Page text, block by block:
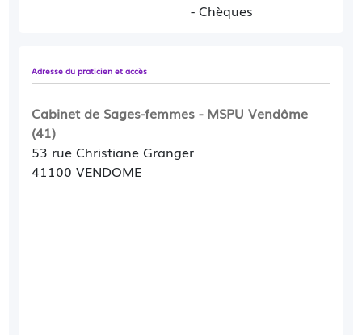
- Chèques
Adresse du praticien et accès
Cabinet de Sages-femmes - MSPU Vendôme
(41)
53 rue Christiane Granger
41100 VENDOME